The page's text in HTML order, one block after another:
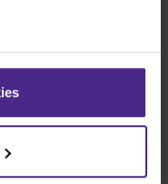
der Welt